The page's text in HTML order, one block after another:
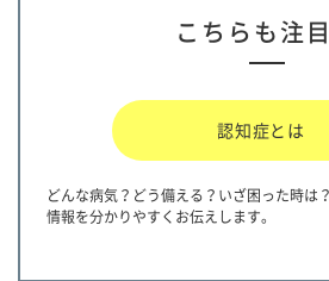
こちらも注
認知症とは
どんな病気？どう備える？いざ困った時は
情報を分かりやすくお伝えします。